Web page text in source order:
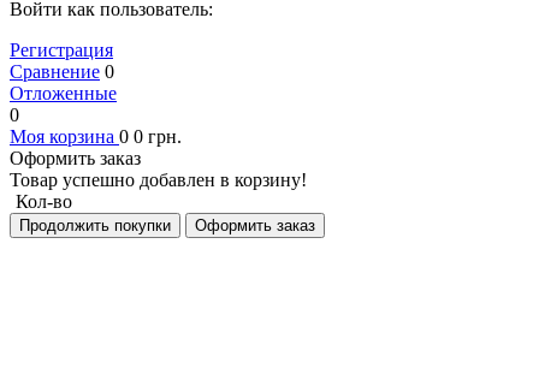
Войти как пользователь:
Регистрация
Сравнение 0
Отложенные
0
Моя корзина 0 0 грн.
Оформить заказ
Товар успешно добавлен в корзину!
Кол-во
Продолжить покупки Оформить заказ